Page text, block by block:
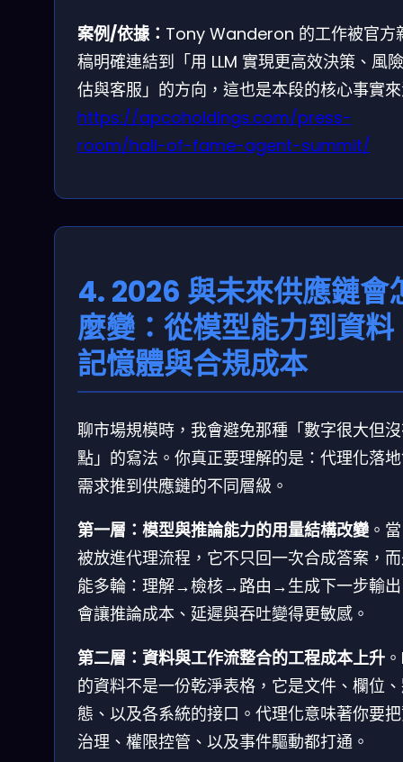
案例/依據： Tony Wanderon 的工作被官方
稿明確連結到「用 LLM 實現更高效決策、風
估與客服」的方向，這也是本段的核心事實
https://apcoholdings.com/press-
room/hall-of-fame-agent-summit/
4. 2026 與未來供應鏈會
麼變：從模型能力到資料
記憶體與合規成本
聊市場規模時，我會避免那種「數字很大但
點」的寫法。你真正要理解的是：代理化落
需求推到供應鏈的不同層級。
第一層：模型與推論能力的用量結構改變。當
被放進代理流程，它不只回一次合成答案，
能多輪：理解→檢核→路由→生成下一步輸
會讓推論成本、延遲與吞吐變得更敏感。
第二層：資料與工作流整合的工程成本上升
的資料不是一份乾淨表格，它是文件、欄位
態、以及各系統的接口。代理化意味著你要
治理、權限控管、以及事件驅動都打通。